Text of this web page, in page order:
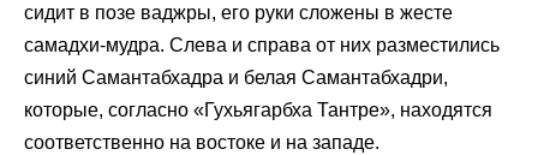
сидит в позе ваджры, его руки сложены в жесте
самадхи-мудра. Слева и справа от них разместились
синий Самантабхадра и белая Самантабхадри,
которые, согласно «Гухьягарбха Тантре», находятся
соответственно на востоке и на западе.